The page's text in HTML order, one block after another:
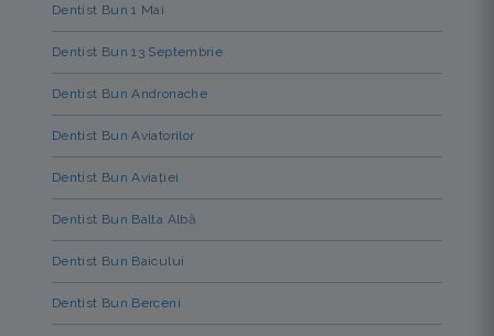
Dentist Bun 1 Mai
Dentist Bun 13 Septembrie
Dentist Bun Andronache
Dentist Bun Aviatorilor
Dentist Bun Aviației
Dentist Bun Balta Albă
Dentist Bun Baicului
Dentist Bun Berceni